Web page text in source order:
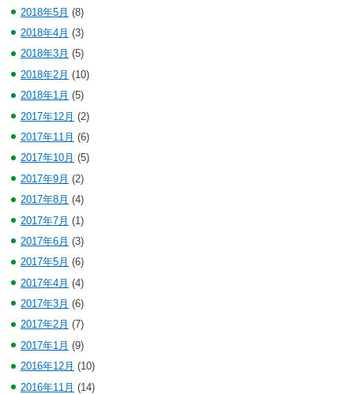
2018年5月 (8)
2018年4月 (3)
2018年3月 (5)
2018年2月 (10)
2018年1月 (5)
2017年12月 (2)
2017年11月 (6)
2017年10月 (5)
2017年9月 (2)
2017年8月 (4)
2017年7月 (1)
2017年6月 (3)
2017年5月 (6)
2017年4月 (4)
2017年3月 (6)
2017年2月 (7)
2017年1月 (9)
2016年12月 (10)
2016年11月 (14)